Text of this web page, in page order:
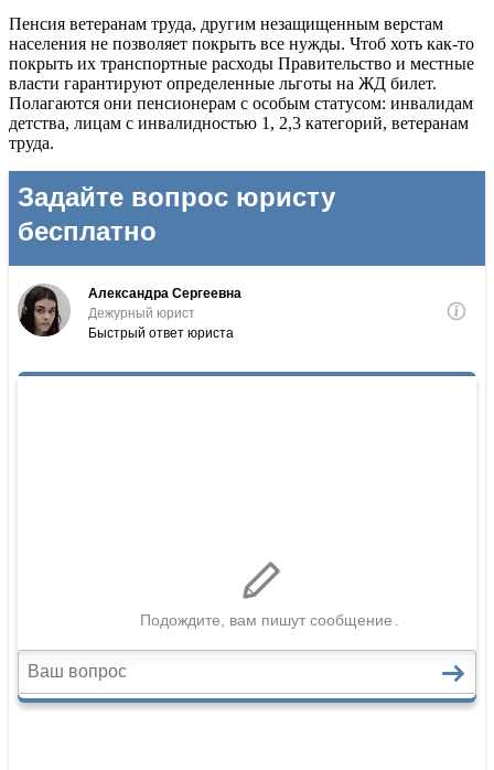
Пенсия ветеранам труда, другим незащищенным верстам
населения не позволяет покрыть все нужды. Чтоб хоть как-то
покрыть их транспортные расходы Правительство и местные
власти гарантируют определенные льготы на ЖД билет.
Полагаются они пенсионерам с особым статусом: инвалидам
детства, лицам с инвалидностью 1, 2,3 категорий, ветеранам
труда.